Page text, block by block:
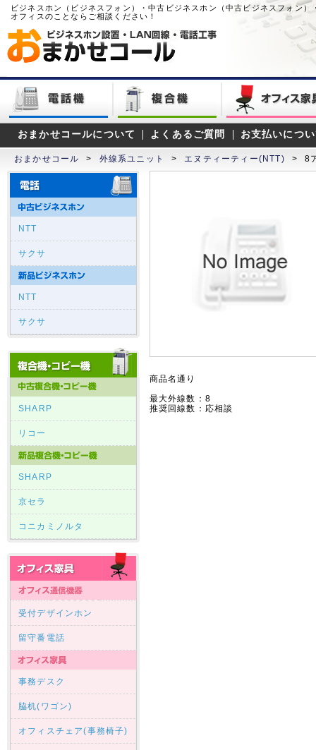
ビジネスホン（ビジネスフォン）・中古ビジネスホン（中古ビジネスフォン
オフィスのことならご相談ください！
おまかせコールについて よくあるご質問 お支払いにつ
おまかせコール > 外線系ユニット > エヌティーティー(NTT) > 8
NTT
サクサ
NTT
サクサ
SHARP
リコー
SHARP
京セラ
コニカミノルタ
受付デザインホン
留守番電話
事務デスク
脇机(ワゴン)
オフィスチェア(事務椅子)
商品名通り
最大外線数：8
推奨回線数：応相談